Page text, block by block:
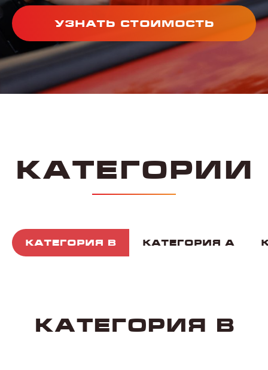
Узнать стоимость
Категория B Категория А
Категория А